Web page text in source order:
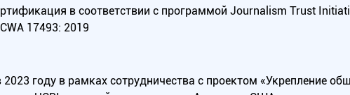
в соответствии с программой Journalism Trust
17493: 2019
2023 году в рамках сотрудничества с проектом «Укрепление